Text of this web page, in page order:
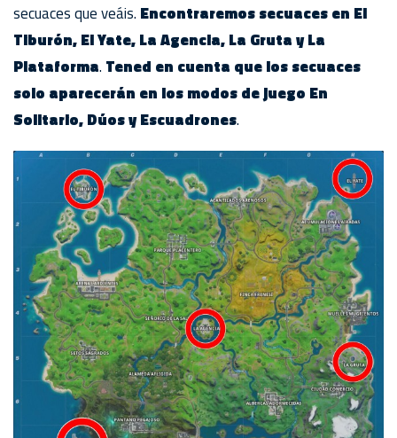
secuaces que veáis. Encontraremos secuaces en El
Tiburón, El Yate, La Agencia, La Gruta y La
Plataforma. Tened en cuenta que los secuaces
solo aparecerán en los modos de juego En
Solitario, Dúos y Escuadrones.